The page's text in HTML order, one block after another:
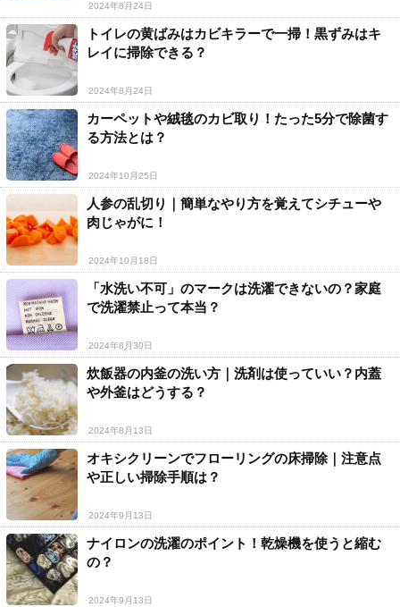
2024年8月24日
トイレの黄ばみはカビキラーで一掃！黒ずみはキ
レイに掃除できる？
2024年8月24日
カーペットや絨毯のカビ取り！たった5分で除菌す
る方法とは？
2024年10月25日
人参の乱切り｜簡単なやり方を覚えてシチューや
肉じゃがに！
2024年10月18日
「水洗い不可」のマークは洗濯できないの？家庭
で洗濯禁止って本当？
2024年8月30日
炊飯器の内釜の洗い方｜洗剤は使っていい？内蓋
や外釜はどうする？
2024年8月13日
オキシクリーンでフローリングの床掃除｜注意点
や正しい掃除手順は？
2024年9月13日
ナイロンの洗濯のポイント！乾燥機を使うと縮む
の？
2024年9月13日